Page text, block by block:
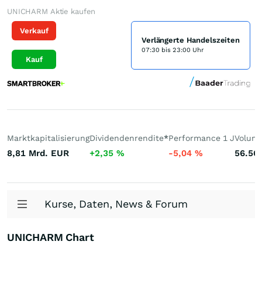
UNICHARM Aktie kaufen
Verkauf
Kauf
Verlängerte Handelszeiten
07:30 bis 23:00 Uhr
Marktkapitalisierung
8,81 Mrd. EUR
Dividendenrendite*
+2,35 %
Performance 1 J
-5,04 %
Kurse, Daten, News & Forum
UNICHARM Chart